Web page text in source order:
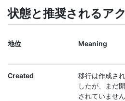
状態と推奨されるア
地位 Meaning
Created
移行は作成さ
したが、まだ
されていません